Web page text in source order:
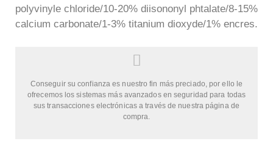
polyvinyle chloride/10-20% diisononyl phtalate/8-15%
calcium carbonate/1-3% titanium dioxyde/1% encres.
Conseguir su confianza es nuestro fin más preciado, por ello le
ofrecemos los sistemas más avanzados en seguridad para todas
sus transacciones electrónicas a través de nuestra página de
compra.